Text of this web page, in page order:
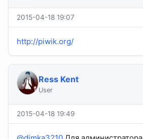
2015-04-18 19:07
http://piwik.org/
Ress Kent
User
2015-04-18 19:49